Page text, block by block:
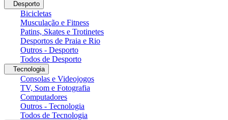
Desporto
Bicicletas
Musculação e Fitness
Patins, Skates e Trotinetes
Desportos de Praia e Rio
Outros - Desporto
Todos de Desporto
Tecnologia
Consolas e Videojogos
TV, Som e Fotografia
Computadores
Outros - Tecnologia
Todos de Tecnologia